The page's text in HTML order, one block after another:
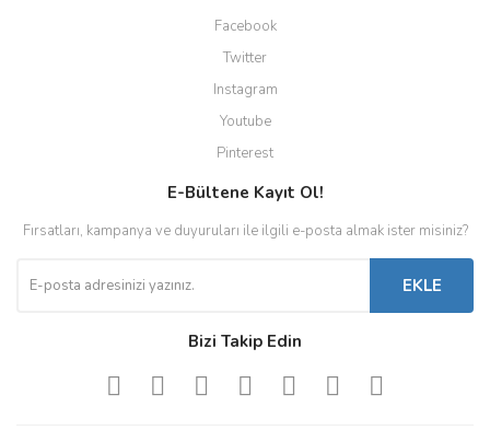
Facebook
Twitter
Instagram
Youtube
Pinterest
E-Bültene Kayıt Ol!
Fırsatları, kampanya ve duyuruları ile ilgili e-posta almak ister misiniz?
EKLE
Bizi Takip Edin